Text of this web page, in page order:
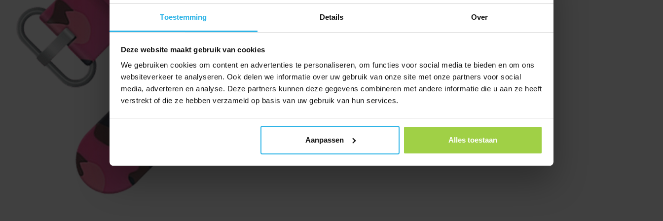
Toestemming Details Over
Deze website maakt gebruik van cookies
We gebruiken cookies om content en advertenties te personaliseren, om functies voor social media te bieden en om ons
websiteverkeer te analyseren. Ook delen we informatie over uw gebruik van onze site met onze partners voor social
media, adverteren en analyse. Deze partners kunnen deze gegevens combineren met andere informatie die u aan ze heeft
verstrekt of die ze hebben verzameld op basis van uw gebruik van hun services.
Aanpassen Alles toestaan